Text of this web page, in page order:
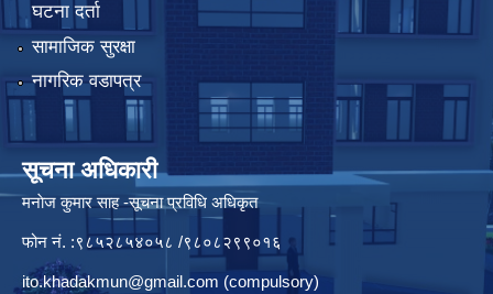
घटना दर्ता
सामाजिक सुरक्षा
नागरिक वडापत्र
सूचना अधिकारी
मनाेज कुमार साह -सूचना प्रविधि अधिकृत
फोन नं. :९८५२८५४०५८ /९८०८२९९०१६
ito.khadakmun@gmail.com (compulsory)